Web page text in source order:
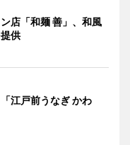
店「和麺 善」、和風
供
江戸前うなぎ かわ